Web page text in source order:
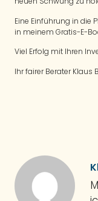
Eine Einführung in die
in meinem Gratis-E-
Viel Erfolg mit Ihren
Ihr fairer Berater Klaus